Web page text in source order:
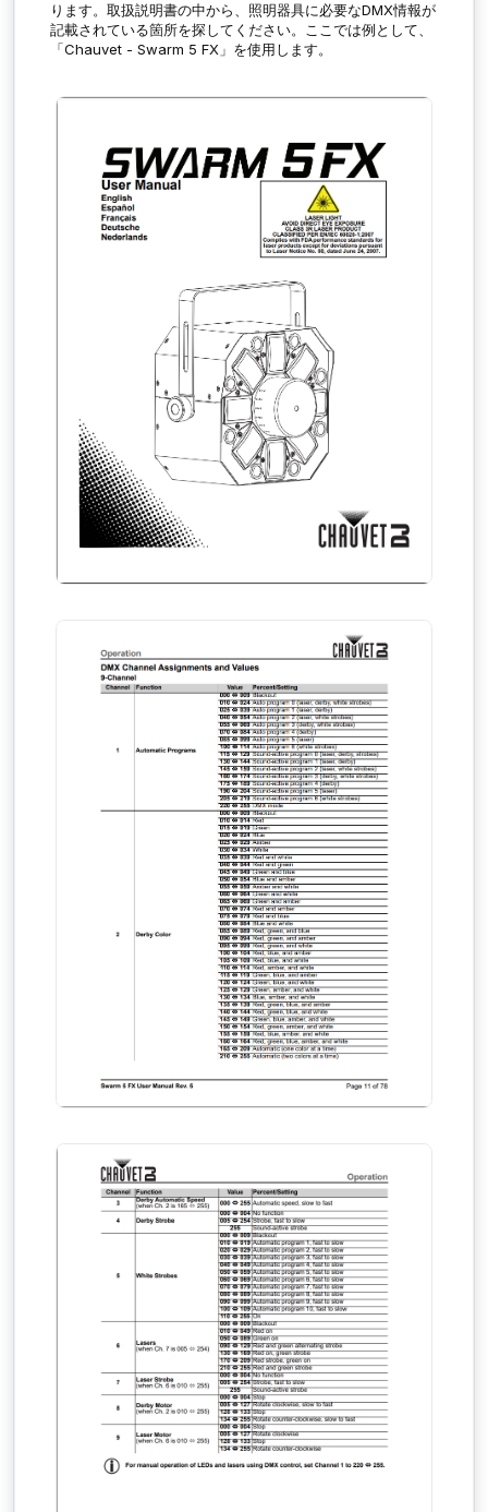
ります。取扱説明書の中から、照明器具に必要なDMX情報が
記載されている箇所を探してください。ここでは例として、
「Chauvet - Swarm 5 FX」を使用します。